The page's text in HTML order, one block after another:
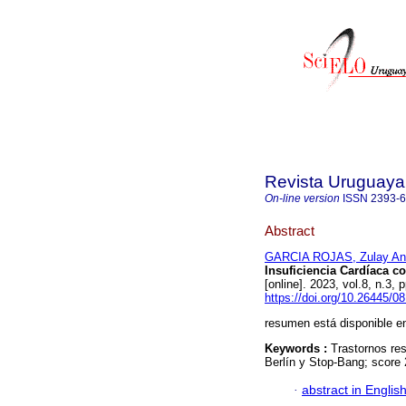
Revista
On-line version ISSN 2393-
Abstract
GARCIA ROJAS, Zulay
Insuficiencia Cardíaca
[online]. 2023, vol.8, n.3,
https://doi.org/10.26445/
resumen está disponible
Keywords : Trastornos
Berlín y Stop-Bang; score
· abstract in English